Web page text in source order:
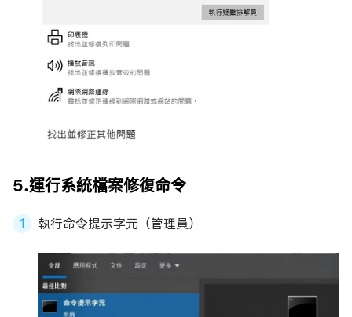
5.運行系統檔案修復命令
執行命令提示字元（管理員）